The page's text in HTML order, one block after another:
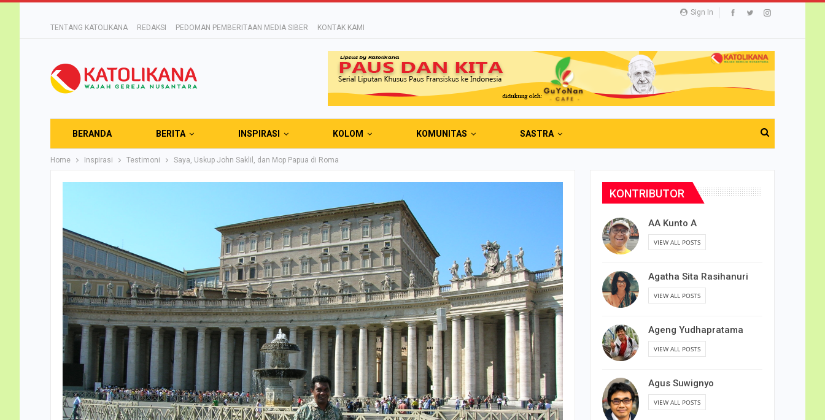
Sign In
TENTANG KATOLIKANA
REDAKSI PEDOMAN PEMBERITAAN MEDIA SIBER KONTAK KAMI
BERANDA BERITA INSPIRASI KOLOM KOMUNITAS SASTRA
Home Inspirasi Testimoni Saya, Uskup John Saklil, dan Mop Papua di Roma
KONTRIBUTOR
AA Kunto A
VIEW ALL POSTS
Agatha Sita Rasihanuri
VIEW ALL POSTS
Ageng Yudhapratama
VIEW ALL POSTS
Agus Suwignyo
VIEW ALL POSTS